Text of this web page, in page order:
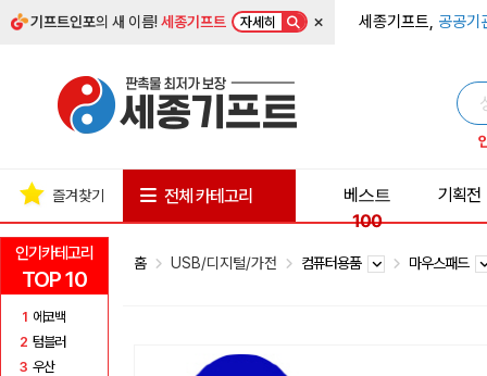
기프트인포의 새 이름!세종기프트 자세히 × 세종기프트, 공공기
인기카테고리
TOP 10
1 에코백
2 텀블러
3 우산
즐겨찾기 전체 카테고리
베스트
100
기획전
홈 USB/디지털/가전 컴퓨터용품 마우스패드